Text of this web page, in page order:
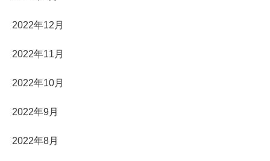
2022年12月
2022年11月
2022年10月
2022年9月
2022年8月